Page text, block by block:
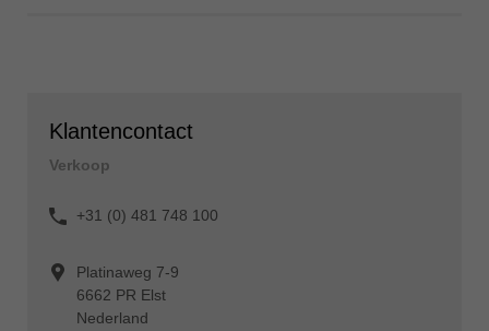
Klantencontact
Verkoop
+31 (0) 481 748 100
Platinaweg 7-9
6662 PR Elst
Nederland